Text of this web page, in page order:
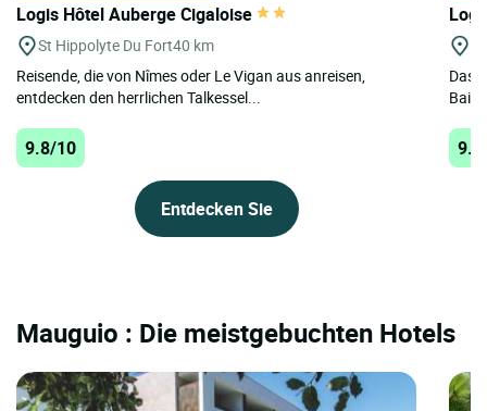
Logis Hôtel Auberge Cigaloise
St Hippolyte Du Fort40 km
Reisende, die von Nîmes oder Le Vigan aus anreisen,
entdecken den herrlichen Talkessel...
9.8/10
Entdecken Sie
Das
Mauguio : Die meistgebuchten Hotels